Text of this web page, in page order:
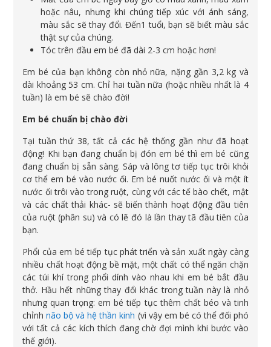
hoặc nâu, nhưng khi chúng tiếp xúc với ánh sáng,
màu sắc sẽ thay đổi. Đến1 tuổi, bạn sẽ biết màu sắc
thật sự của chúng.
Tóc trên đầu em bé đã dài 2-3 cm hoặc hơn!
Em bé của bạn không còn nhỏ nữa, nặng gần 3,2 kg và
dài khoảng 53 cm. Chỉ hai tuần nữa (hoặc nhiều nhất là 4
tuần) là em bé sẽ chào đời!
Em bé chuẩn bị chào đời
Tại tuần thứ 38, tất cả các hệ thống gần như đã hoạt
động! Khi bạn đang chuẩn bị đón em bé thì em bé cũng
đang chuẩn bị sẵn sàng. Sáp và lông tơ tiếp tục trôi khỏi
cơ thể em bé vào nước ối. Em bé nuốt nước ối và một ít
nước ối trôi vào trong ruột, cùng với các tế bào chết, mật
và các chất thải khác- sẽ biến thành hoạt động đầu tiên
của ruột (phân su) và có lẽ đó là lần thay tã đầu tiên của
bạn.
Phổi của em bé tiếp tục phát triển và sản xuất ngày càng
nhiều chất hoạt động bề mặt, một chất có thể ngăn chặn
các túi khí trong phổi dính vào nhau khi em bé bắt đầu
thở. Hầu hết những thay đổi khác trong tuần này là nhỏ
nhưng quan trọng: em bé tiếp tục thêm chất béo và tinh
chỉnhnão bộ và hệ thần kinh (vì vậy em bé có thể đối phó
với tất cả các kích thích đang chờ đợi mình khi bước vào
thế giới).